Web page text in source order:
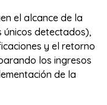
el alcance de la
únicos detectados),
y el retorno
los ingresos
de la